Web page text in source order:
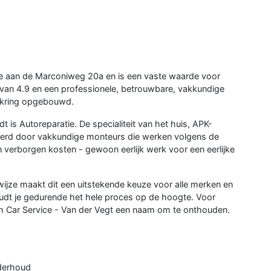
aan de Marconiweg 20a en is een vaste waarde voor
4.9 en een professionele, betrouwbare, vakkundige
opgebouwd.
is Autoreparatie. De specialiteit van het huis, APK-
door vakkundige monteurs die werken volgens de
kosten - gewoon eerlijk werk voor een eerlijke
maakt dit een uitstekende keuze voor alle merken en
je gedurende het hele proces op de hoogte. Voor
Service - Van der Vegt een naam om te onthouden.